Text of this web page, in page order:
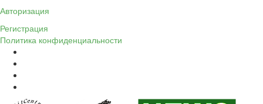
Авторизация
Регистрация
Политика конфиденциальности